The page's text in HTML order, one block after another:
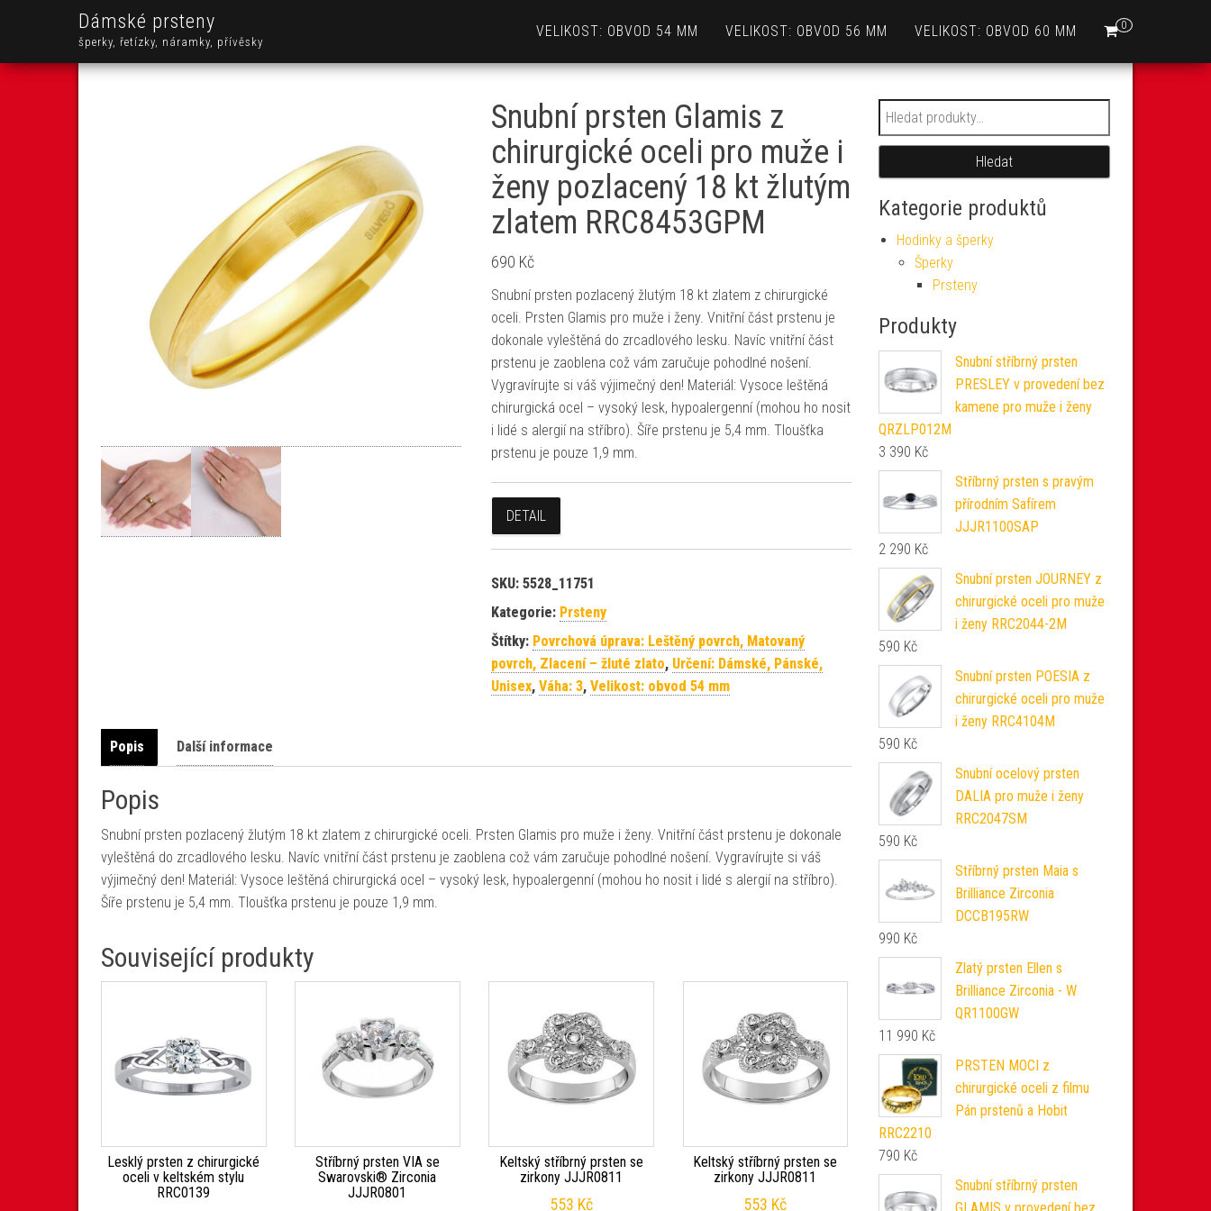
Dámské prsteny
šperky, řetízky, náramky, přívěsky
0
VELIKOST: OBVOD 54 MM VELIKOST: OBVOD 56 MM VELIKOST: OBVOD 60 MM
Snubní prsten Glamis z
chirurgické oceli pro muže i
ženy pozlacený 18 kt žlutým
zlatem RRC8453GPM
690 Kč
Snubní prsten pozlacený žlutým 18 kt zlatem z chirurgické
oceli. Prsten Glamis pro muže i ženy. Vnitřní část prstenu je
dokonale vyleštěná do zrcadlového lesku. Navíc vnitřní část
prstenu je zaoblena což vám zaručuje pohodlné nošení.
Vygravírujte si váš výjimečný den! Materiál: Vysoce leštěná
chirurgická ocel – vysoký lesk, hypoalergenní (mohou ho nosit
i lidé s alergií na stříbro). Šíře prstenu je 5,4 mm. Tloušťka
prstenu je pouze 1,9 mm.
DETAIL
SKU: 5528_11751
Kategorie: Prsteny
Štítky: Povrchová úprava: Leštěný povrch, Matovaný
povrch, Zlacení – žluté zlato, Určení: Dámské, Pánské,
Unisex, Váha: 3, Velikost: obvod 54 mm
Popis Další informace
Popis
Snubní prsten pozlacený žlutým 18 kt zlatem z chirurgické oceli. Prsten Glamis pro muže i ženy. Vnitřní část prstenu je dokonale
vyleštěná do zrcadlového lesku. Navíc vnitřní část prstenu je zaoblena což vám zaručuje pohodlné nošení. Vygravírujte si váš
výjimečný den! Materiál: Vysoce leštěná chirurgická ocel – vysoký lesk, hypoalergenní (mohou ho nosit i lidé s alergií na stříbro).
Šíře prstenu je 5,4 mm. Tloušťka prstenu je pouze 1,9 mm.
Související produkty
Lesklý prsten z chirurgické
oceli v keltském stylu
RRC0139
Stříbrný prsten VIA se
Swarovski® Zirconia
JJJR0801
Keltský stříbrný prsten se
zirkony JJJR0811
553 Kč
Keltský stříbrný prsten se
zirkony JJJR0811
553 Kč
Hledat:
Hledat
Kategorie produktů
Hodinky a šperky
Šperky
Prsteny
Produkty
Snubní stříbrný prsten
PRESLEY v provedení bez
kamene pro muže i ženy
QRZLP012M
3 390 Kč
Stříbrný prsten s pravým
přírodním Safírem
JJJR1100SAP
2 290 Kč
Snubní prsten JOURNEY z
chirurgické oceli pro muže
i ženy RRC2044-2M
590 Kč
Snubní prsten POESIA z
chirurgické oceli pro muže
i ženy RRC4104M
590 Kč
Snubní ocelový prsten
DALIA pro muže i ženy
RRC2047SM
590 Kč
Stříbrný prsten Maia s
Brilliance Zirconia
DCCB195RW
990 Kč
Zlatý prsten Ellen s
Brilliance Zirconia - W
QR1100GW
11 990 Kč
PRSTEN MOCI z
chirurgické oceli z filmu
Pán prstenů a Hobit
RRC2210
790 Kč
Snubní stříbrný prsten